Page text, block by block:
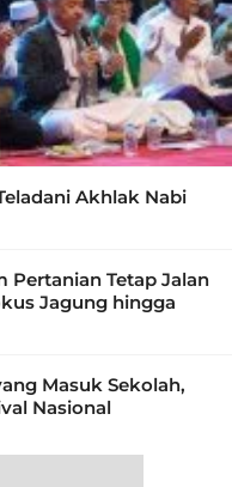
Akhlak Nabi
Pertanian Tetap Jalan
Jagung hingga
Masuk Sekolah,
Nasional